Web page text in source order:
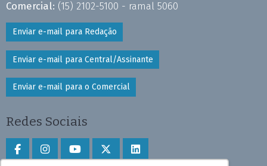
Comercial: (15) 2102-5100 - ramal 5060
Enviar e-mail para Redação
Enviar e-mail para Central/Assinante
Enviar e-mail para o Comercial
Redes Sociais